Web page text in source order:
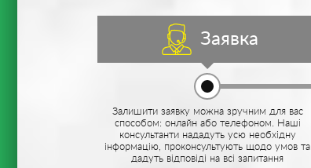
Заявка
Залишити заявку можна зручним для вас
способом: онлайн або телефоном. Наші
консультанти нададуть усю необхідну
інформацію, проконсультують щодо умов та
дадуть відповіді на всі запитання